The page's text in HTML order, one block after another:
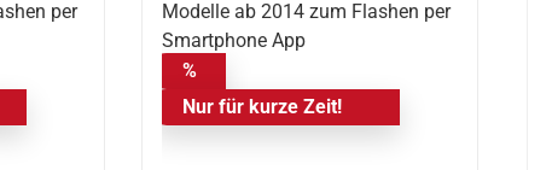
%
Nur für kurze Zeit!